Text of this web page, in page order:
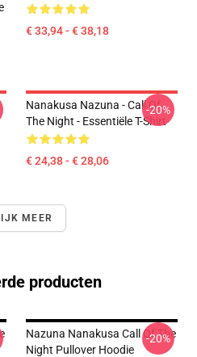
€ 33,94 - € 38,18
Nanakusa Nazuna - Call Of
The Night - Essentiële T-Shirt
€ 24,38 - € 28,06
-20%
MEER
producten
Nazuna Nanakusa Call Of The
Night Pullover Hoodie
-20%